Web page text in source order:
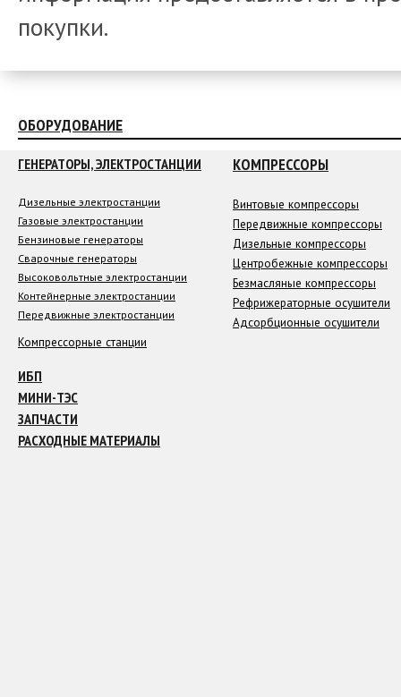
покупки.
ОБОРУДОВАНИЕ
ГЕНЕРАТОРЫ, ЭЛЕКТРОСТАНЦИИ
Дизельные электростанции
Газовые электростанции
Бензиновые генераторы
Сварочные генераторы
Высоковольтные электростанции
Контейнерные электростанции
Передвижные электростанции
КОМПРЕССОРЫ
Винтовые компрессоры
Передвижные компрессоры
Дизельные компрессоры
Центробежные компрессоры
Безмасляные компрессоры
Рефрижераторные осушители
Адсорбционные осушители
Компрессорные станции
ИБП
МИНИ-ТЭС
ЗАПЧАСТИ
РАСХОДНЫЕ МАТЕРИАЛЫ